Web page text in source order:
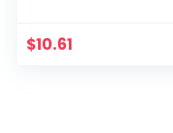
kalender met 30
$10.61